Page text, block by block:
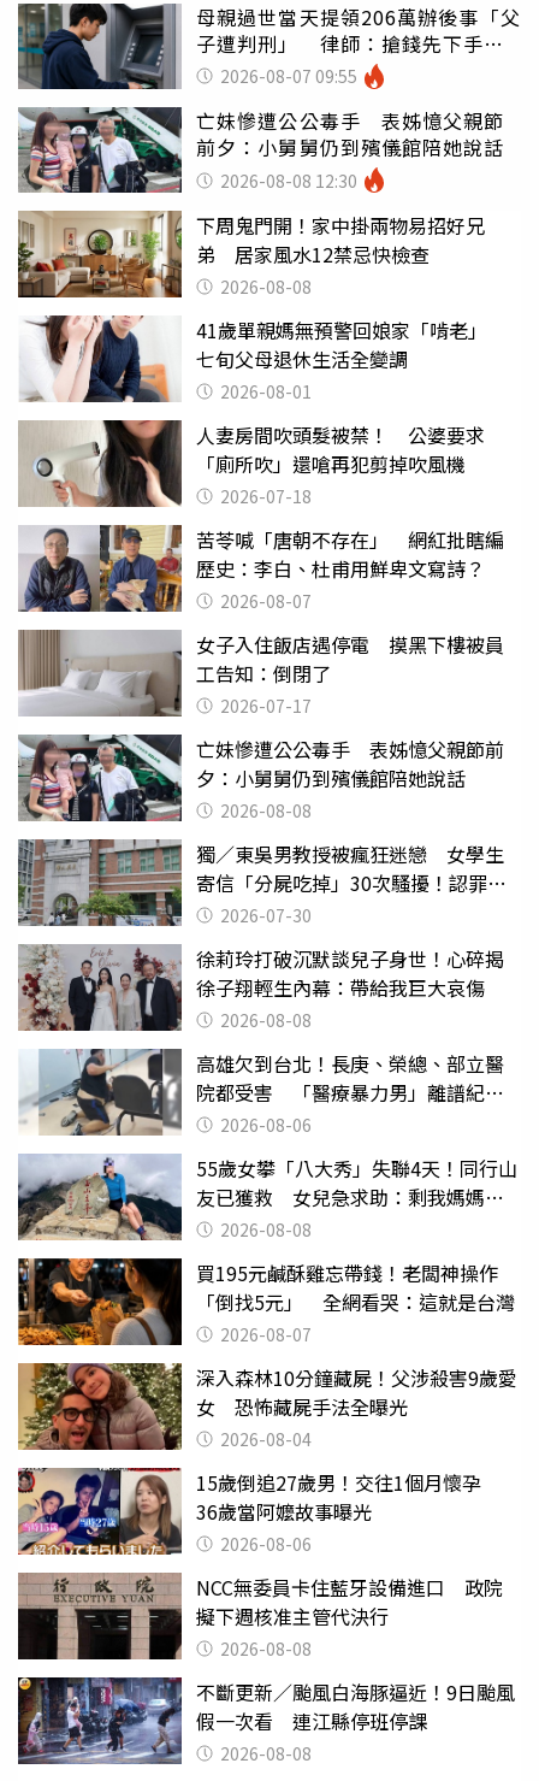
母親過世當天提領206萬辦後事「父
子遭判刑」 律師：搶錢先下手是
罪 2026-08-07 09:55
亡妹慘遭公公毒手 表姊憶父親節
前夕：小舅舅仍到殯儀館陪她說話
2026-08-08 12:30
下周鬼門開！家中掛兩物易招好兄
弟 居家風水12禁忌快檢查
2026-08-08
41歲單親媽無預警回娘家「啃老」
七旬父母退休生活全變調
2026-08-01
人妻房間吹頭髮被禁！ 公婆要求
「廁所吹」還嗆再犯剪掉吹風機
2026-07-18
苦苓喊「唐朝不存在」 網紅批瞎編
歷史：李白、杜甫用鮮卑文寫詩？
2026-08-07
女子入住飯店遇停電 摸黑下樓被員
工告知：倒閉了
2026-07-17
亡妹慘遭公公毒手 表姊憶父親節前
夕：小舅舅仍到殯儀館陪她說話
2026-08-08
獨／東吳男教授被瘋狂迷戀 女學生
寄信「分屍吃掉」30次騷擾！認罪免
關 2026-07-30
徐莉玲打破沉默談兒子身世！心碎揭
徐子翔輕生內幕：帶給我巨大哀傷
2026-08-08
高雄欠到台北！長庚、榮總、部立醫
院都受害 「醫療暴力男」離譜紀錄
曝光2026-08-06
55歲女攀「八大秀」失聯4天！同行山
友已獲救 女兒急求助：剩我媽媽還
沒找到
2026-08-08
買195元鹹酥雞忘帶錢！老闆神操作
「倒找5元」 全網看哭：這就是台灣
2026-08-07
深入森林10分鐘藏屍！父涉殺害9歲愛
女 恐怖藏屍手法全曝光
2026-08-04
15歲倒追27歲男！交往1個月懷孕
36歲當阿嬤故事曝光
2026-08-06
NCC無委員卡住藍牙設備進口 政院
擬下週核准主管代決行
2026-08-08
不斷更新／颱風白海豚逼近！9日颱風
假一次看 連江縣停班停課
2026-08-08